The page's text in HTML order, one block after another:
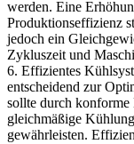
werden. Eine
Produktionseffizienz
jedoch ein
Zykluszeit und
6. Effizientes
entscheidend zur
sollte durch
gleichmäßige
gewährleisten.